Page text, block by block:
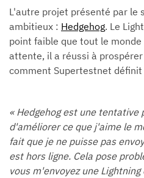
L'autre projet présenté par le
ambitieux : Hedgehog. Le
point faible que tout le
attente, il a réussi à
comment Supertestnet
« Hedgehog est une tentative
d'améliorer ce que j'aime le
fait que je ne puisse pas
est hors ligne. Cela pose
vous m'envoyez une